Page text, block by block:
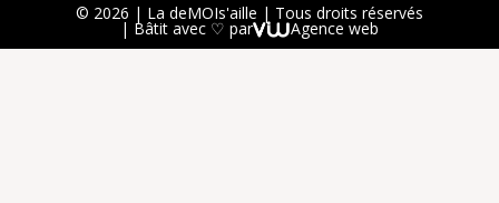
© 2026 | La deMOIs'aille | Tous droits réservés
| Bâtit avec ♡ par Agence web